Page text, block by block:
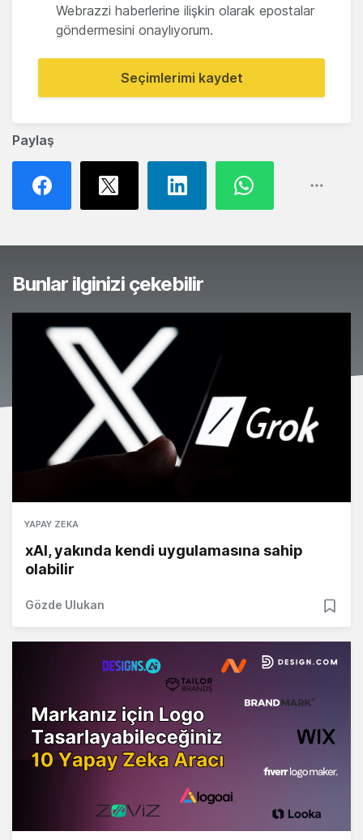
Paylaş
Webrazzi haberlerine ilişkin olarak epostalar
göndermesini onaylıyorum.
Seçimlerimi kaydet
Bunlar ilginizi çekebilir
YAPAY ZEKA
xAI, yakında kendi uygulamasına sahip
olabilir
Gözde Ulukan